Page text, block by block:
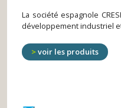
La société espagnole
développement industriel
voir les produits